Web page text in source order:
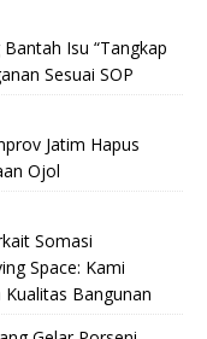
Isu “Tangkap
Sesuai SOP
Jatim Hapus
Ojol
Somasi
Space: Kami
Bangunan